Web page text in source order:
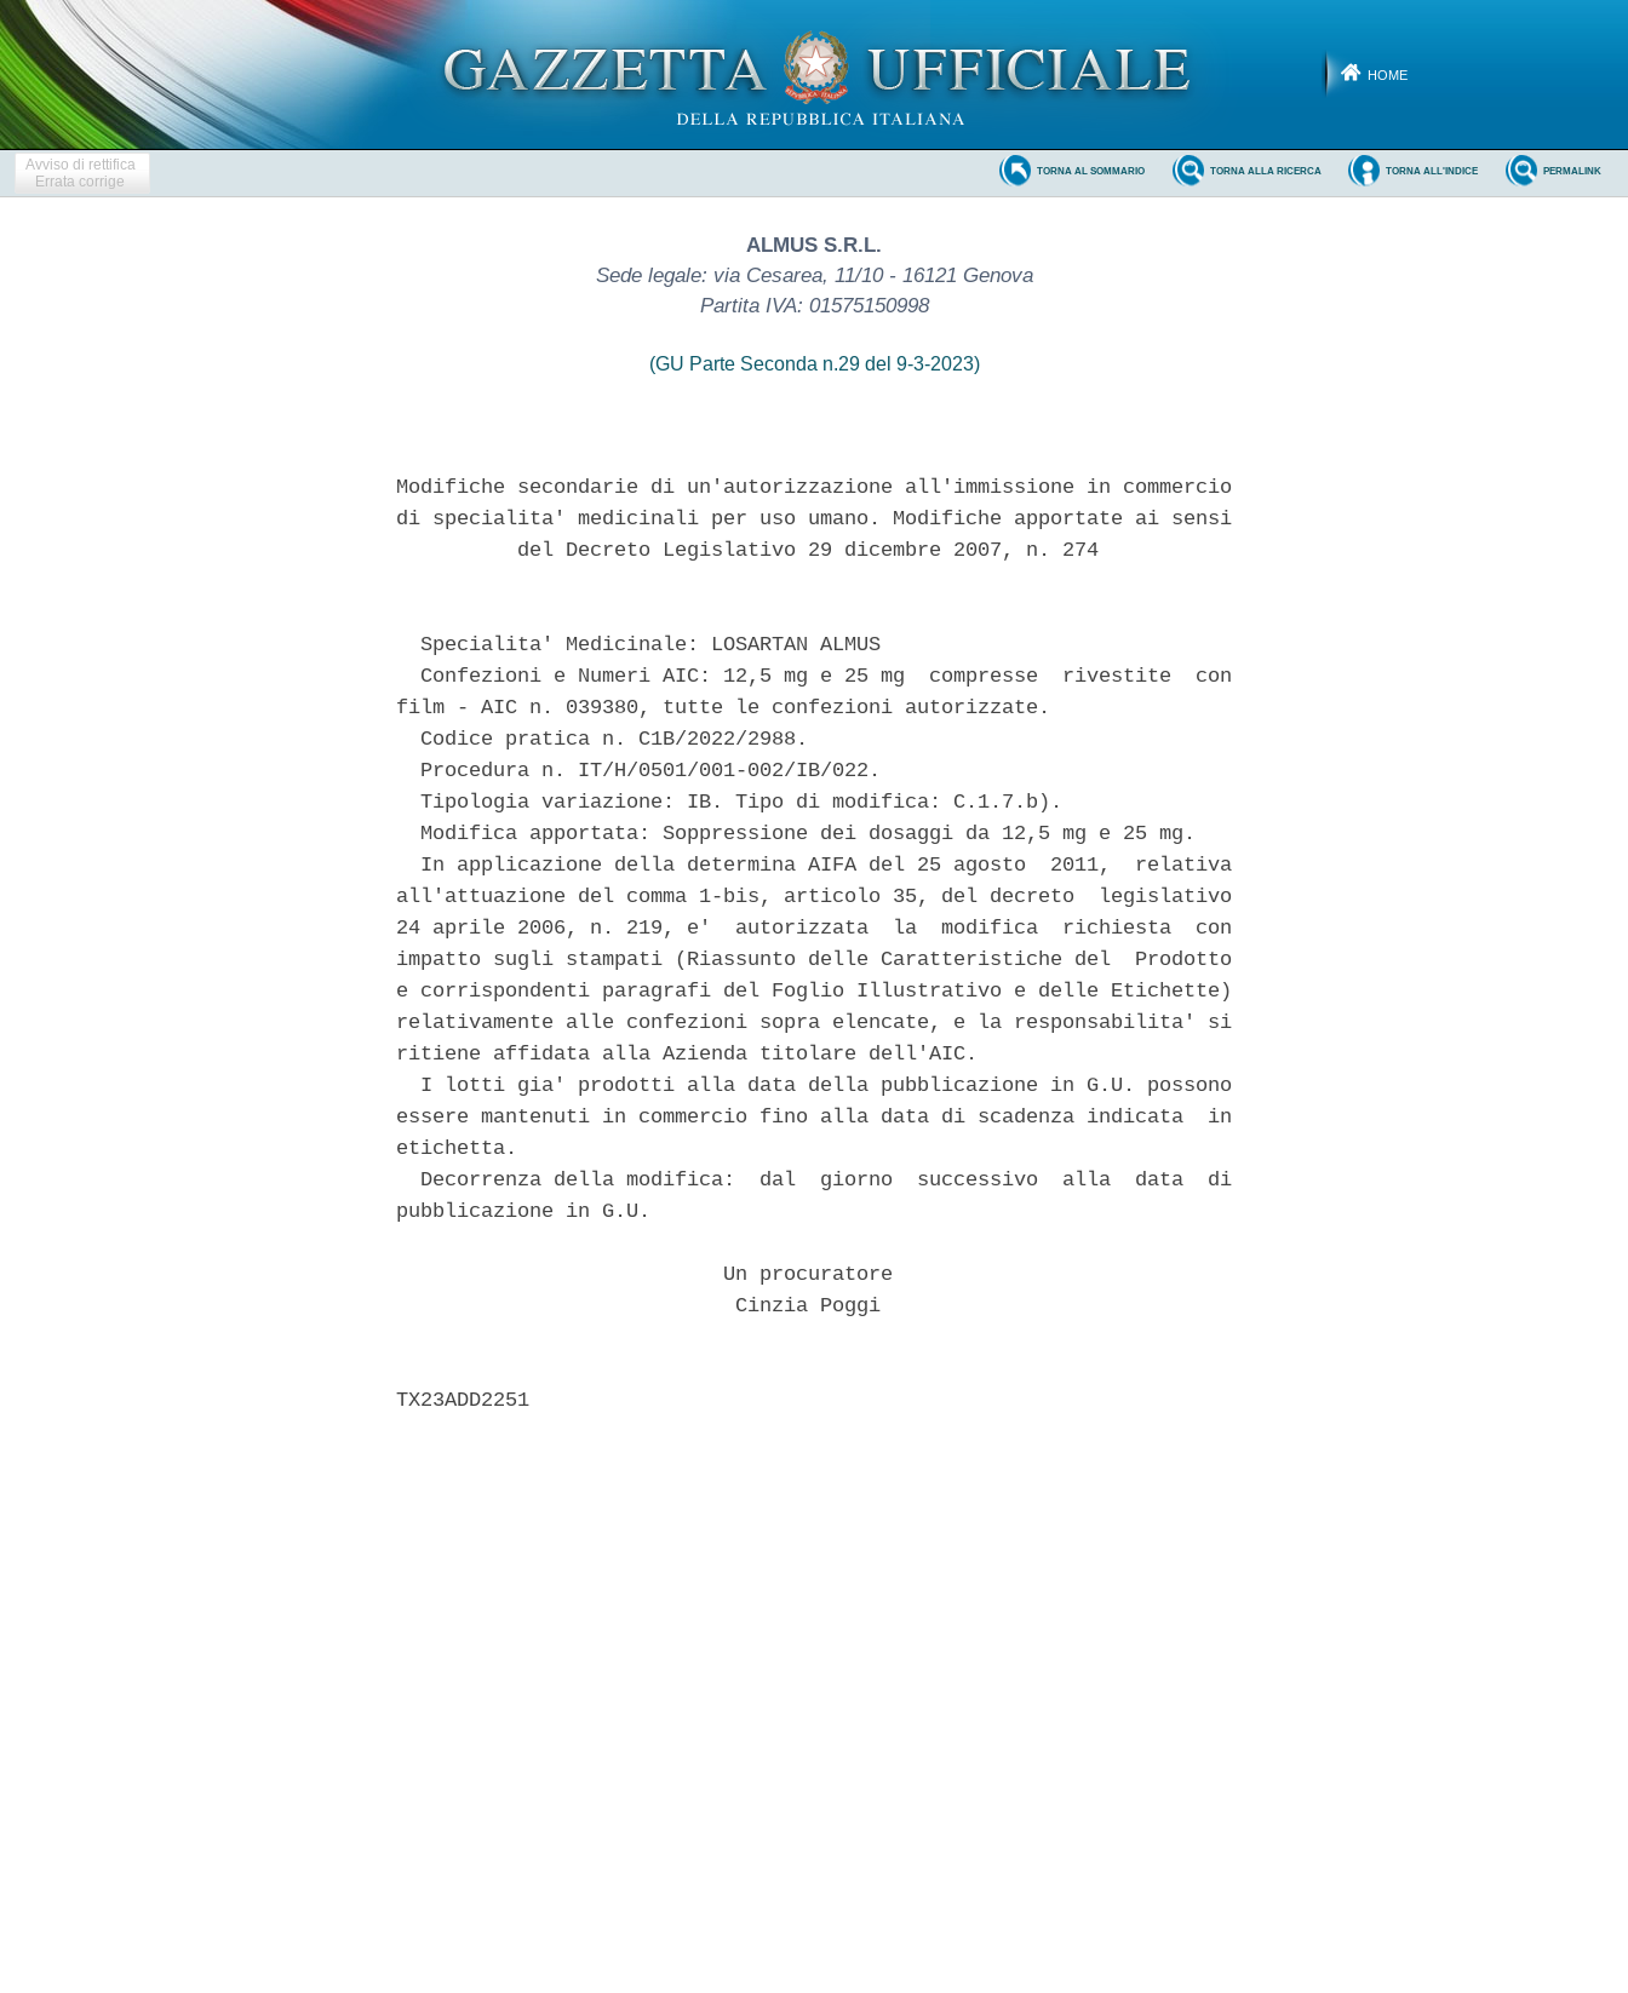
HOME
Avviso di rettifica
Errata corrige
PERMALINK
TORNA ALL'INDICE
TORNA ALLA RICERCA
TORNA AL SOMMARIO
ALMUS S.R.L.
Sede legale: via Cesarea, 11/10 - 16121 Genova
Partita IVA: 01575150998
(GU Parte Seconda n.29 del 9-3-2023)
Modifiche secondarie di un'autorizzazione all'immissione in commercio
di specialita' medicinali per uso umano. Modifiche apportate ai sensi
          del Decreto Legislativo 29 dicembre 2007, n. 274
  Specialita' Medicinale: LOSARTAN ALMUS
  Confezioni e Numeri AIC: 12,5 mg e 25 mg  compresse  rivestite  con
film - AIC n. 039380, tutte le confezioni autorizzate.
  Codice pratica n. C1B/2022/2988.
  Procedura n. IT/H/0501/001-002/IB/022.
  Tipologia variazione: IB. Tipo di modifica: C.1.7.b).
  Modifica apportata: Soppressione dei dosaggi da 12,5 mg e 25 mg.
  In applicazione della determina AIFA del 25 agosto  2011,  relativa
all'attuazione del comma 1-bis, articolo 35, del decreto  legislativo
24 aprile 2006, n. 219, e'  autorizzata  la  modifica  richiesta  con
impatto sugli stampati (Riassunto delle Caratteristiche del  Prodotto
e corrispondenti paragrafi del Foglio Illustrativo e delle Etichette)
relativamente alle confezioni sopra elencate, e la responsabilita' si
ritiene affidata alla Azienda titolare dell'AIC.
  I lotti gia' prodotti alla data della pubblicazione in G.U. possono
essere mantenuti in commercio fino alla data di scadenza indicata  in
etichetta.
  Decorrenza della modifica:  dal  giorno  successivo  alla  data  di
pubblicazione in G.U.
                           Un procuratore
                            Cinzia Poggi